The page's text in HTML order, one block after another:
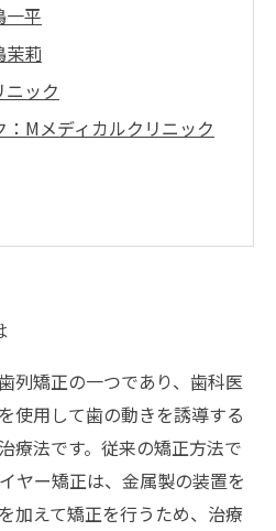
平
莉
ック
Mメディカルクリニック
列矯正の一つであり、歯科医
使用して歯の動きを誘導する
療法です。従来の矯正方法で
ヤー矯正は、金属製の装置を
加えて矯正を行うため、治療